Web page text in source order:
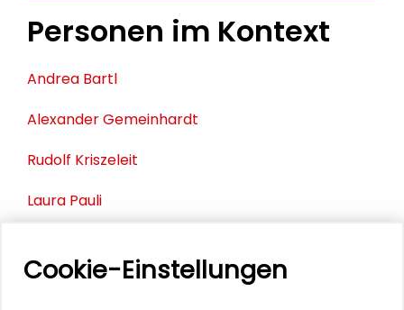
Personen im Kontext
Andrea Bartl
Alexander Gemeinhardt
Rudolf Kriszeleit
Laura Pauli
Karin Wolff
Cookie-Einstellungen